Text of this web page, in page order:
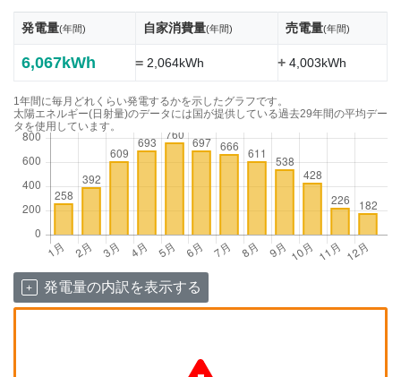
発電量(年間) 自家消費量(年間) 売電量(年間)
6,067kWh =2,064kWh +4,003kWh
1年間に毎月どれくらい発電するかを示したグラフです。
太陽エネルギー(日射量)のデータには国が提供している過去29年間の平均デー
タを使用しています。
発電量の内訳を表示する